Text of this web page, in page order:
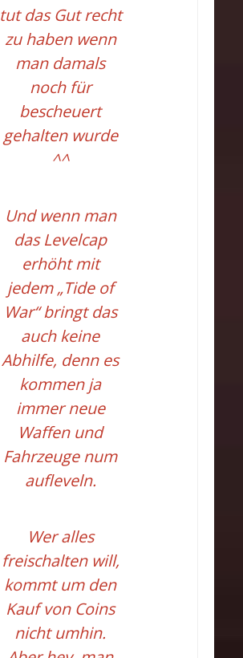
tut das Gut recht
zu haben wenn
man damals
noch für
bescheuert
gehalten wurde
^^
Und wenn man
das Levelcap
erhöht mit
jedem „Tide of
War“ bringt das
auch keine
Abhilfe, denn es
kommen ja
immer neue
Waffen und
Fahrzeuge num
aufleveln.
Wer alles
freischalten will,
kommt um den
Kauf von Coins
nicht umhin.